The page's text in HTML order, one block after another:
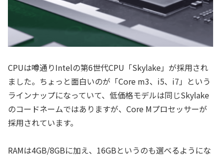
CPUは噂通りIntelの第6世代CPU「Skylake」が採用され
ました。ちょっと面白いのが「Core m3、i5、i7」という
ラインナップになっていて、低価格モデルは同じSkylake
のコードネームではありますが、Core Mプロセッサーが
採用されています。
RAMは4GB/8GBに加え、16GBというのも選べるようにな